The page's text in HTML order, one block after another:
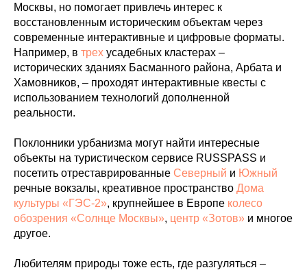
Москвы, но помогает привлечь интерес к
восстановленным историческим объектам через
современные интерактивные и цифровые форматы.
Например, в трех усадебных кластерах –
исторических зданиях Басманного района, Арбата и
Хамовников, – проходят интерактивные квесты с
использованием технологий дополненной
реальности.
Поклонники урбанизма могут найти интересные
объекты на туристическом сервисе RUSSPASS и
посетить отреставрированные Северный и Южный
речные вокзалы, креативное пространство Дома
культуры «ГЭС-2», крупнейшее в Европе колесо
обозрения «Солнце Москвы», центр «Зотов» и многое
другое.
Любителям природы тоже есть, где разгуляться –